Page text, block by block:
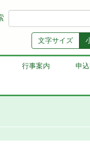
文字サイズ
行事案内 申